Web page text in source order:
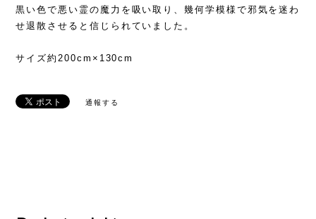
黒い色で悪い霊の魔力を吸い取り、幾何学模様で邪気を迷わ
せ退散させると信じられていました。
サイズ約200cm×130cm
通報する